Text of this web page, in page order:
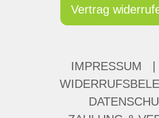
Vertrag
IMPRESSUM